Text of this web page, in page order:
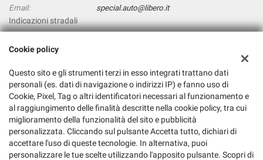
Email:
special.auto@libero.it
Indicazioni stradali
Special Auto di Pianese Vincenzo
Via prolungamento Pigna, 31, Giugliano in Campania (NA)
C.F/P.IVA: 06303381211
Registro delle imprese:NA
Cookie policy
Questo sito e gli strumenti terzi in esso integrati trattano dati
personali (es. dati di navigazione o indirizzi IP) e fanno uso di
Cookie, Pixel, Tag o altri identificatori necessari al funzionamento e
al raggiungimento delle finalità descritte nella cookie policy, tra cui
miglioramento della funzionalità del sito e pubblicità
personalizzata. Cliccando sul pulsante Accetta tutto, dichiari di
accettare l'uso di queste tecnologie. In alternativa, puoi
personalizzare le tue scelte utilizzando l'apposito pulsante. Scopri di